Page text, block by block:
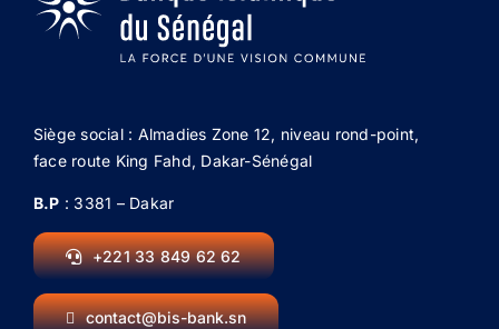
Siège social : Almadies Zone 12, niveau rond-point,
face route King Fahd, Dakar-Sénégal
B.P : 3381 – Dakar
+221 33 849 62 62
contact@bis-bank.sn